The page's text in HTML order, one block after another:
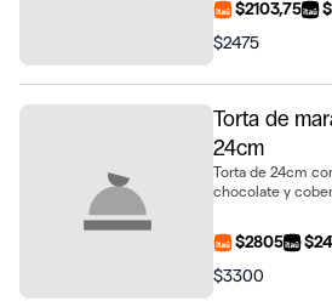
$2103,75
$2475
Torta de
24cm
Torta de 24cm
chocolate y
$2805
$3300